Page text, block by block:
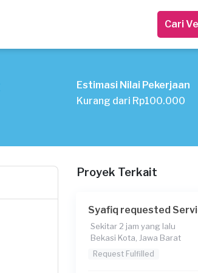
Cari
Estimasi Nilai Pekerjaan
Kurang dari Rp100.000
Proyek Terkait
Syafiq requested
Sekitar 2 jam yang lalu
Bekasi Kota, Jawa Barat
Request Fulfilled